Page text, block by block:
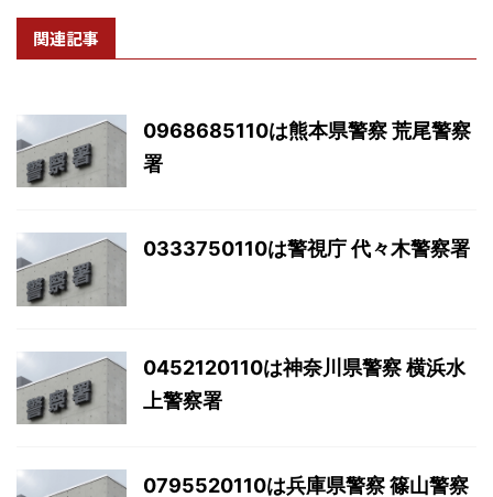
関連記事
0968685110は熊本県警察 荒尾警察
署
0333750110は警視庁 代々木警察署
0452120110は神奈川県警察 横浜水
上警察署
0795520110は兵庫県警察 篠山警察